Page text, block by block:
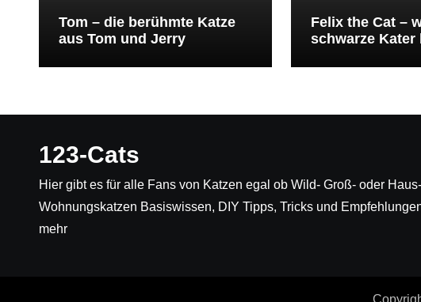
Tom – die berühmte Katze
aus Tom und Jerry
Felix the Cat –
schwarze Kater
der Welt gehört
123-Cats
Hier gibt es für alle Fans von Katzen egal ob Wild- Groß- oder
Wohnungskatzen Basiswissen, DIY Tipps, Tricks und
mehr